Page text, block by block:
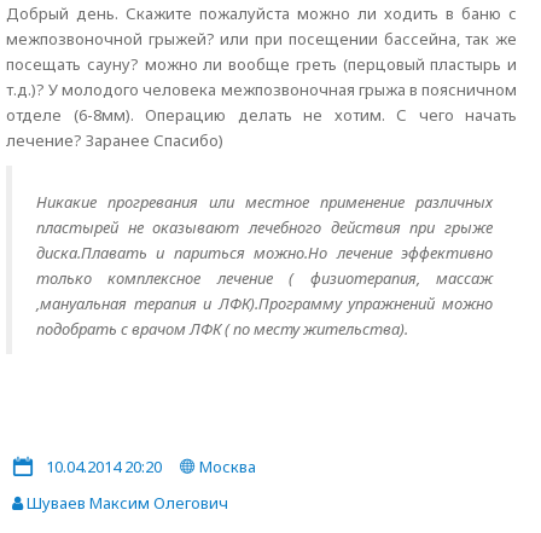
Добрый день. Скажите пожалуйста можно ли ходить в баню с
межпозвоночной грыжей? или при посещении бассейна, так же
посещать сауну? можно ли вообще греть (перцовый пластырь и
т.д.)? У молодого человека межпозвоночная грыжа в поясничном
отделе (6-8мм). Операцию делать не хотим. С чего начать
лечение? Заранее Спасибо)
Никакие прогревания или местное применение различных
пластырей не оказывают лечебного действия при грыже
диска.Плавать и париться можно.Но лечение эффективно
только комплексное лечение ( физиотерапия, массаж
,мануальная терапия и ЛФК).Программу упражнений можно
подобрать с врачом ЛФК ( по месту жительства).
10.04.2014 20:20
Москва
Шуваев Максим Олегович